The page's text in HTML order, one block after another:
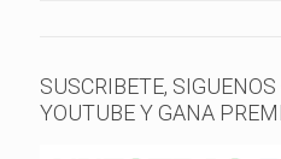
SUSCRIBETE,
YOUTUBE Y GANA